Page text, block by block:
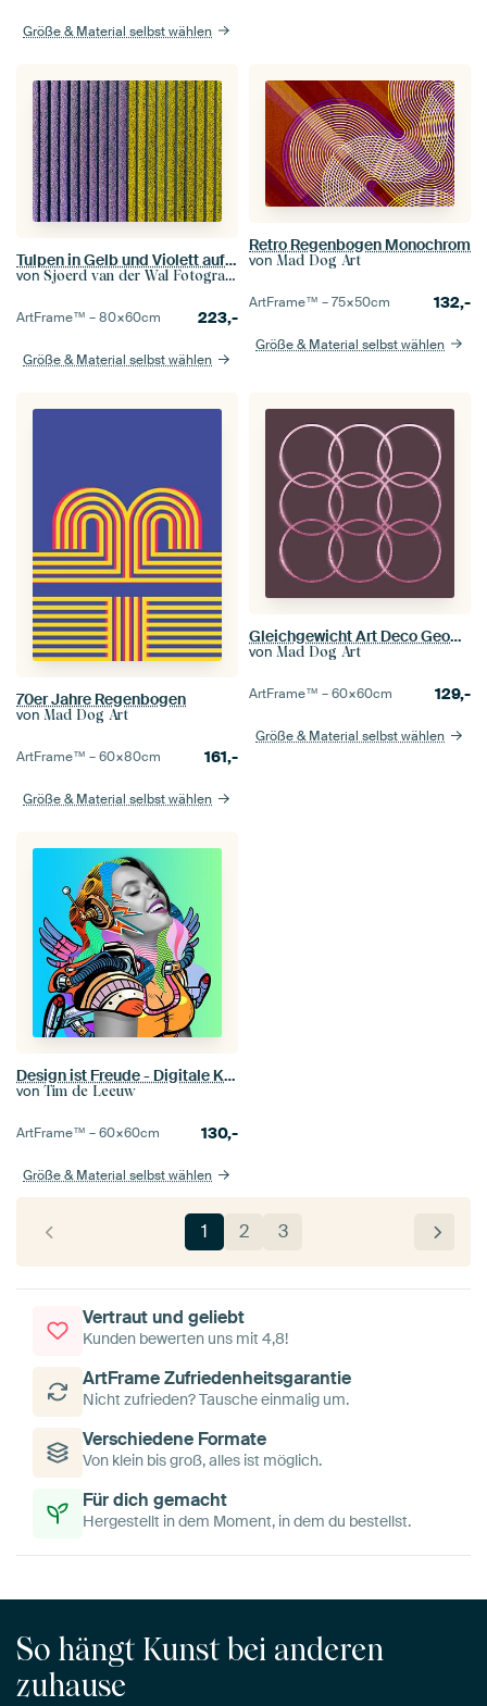
Größe & Material selbst wählen
Tulpen in Gelb und Violett auf landwirtschaftlichen Feldern im Frühling
von Sjoerd van der Wal Fotografie
ArtFrame™ –80×60cm 223,-
Größe & Material selbst wählen
Retro Regenbogen Monochrom
von Mad Dog Art
ArtFrame™ –75×50cm 132,-
Größe & Material selbst wählen
70er Jahre Regenbogen
von Mad Dog Art
ArtFrame™ –60×80cm 161,-
Größe & Material selbst wählen
Gleichgewicht Art Deco Geometrie
von Mad Dog Art
ArtFrame™ –60×60cm 129,-
Größe & Material selbst wählen
Design ist Freude - Digitale Kunst von einer Frau
von Tim de Leeuw
ArtFrame™ –60×60cm 130,-
Größe & Material selbst wählen
1 2 3
Vertraut und geliebt
Kunden bewerten uns mit 4,8!
ArtFrame Zufriedenheitsgarantie
Nicht zufrieden? Tausche einmalig um.
Verschiedene Formate
Von klein bis groß, alles ist möglich.
Für dich gemacht
Hergestellt in dem Moment, in dem du bestellst.
So hängt Kunst bei anderen
zuhause